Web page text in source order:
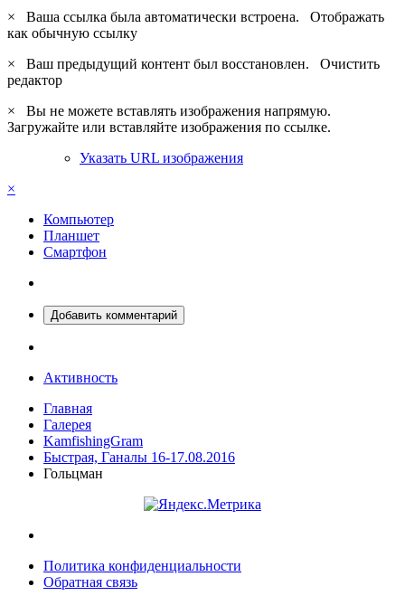
×
Ваша ссылка была автоматически встроена. Отображать
как обычную ссылку
×
Ваш предыдущий контент был восстановлен. Очистить
редактор
×
Вы не можете вставлять изображения напрямую.
Загружайте или вставляйте изображения по ссылке.
Указать URL изображения
×
Компьютер
Планшет
Смартфон
Добавить комментарий
Активность
Главная
Галерея
KamfishingGram
Быстрая, Ганалы 16-17.08.2016
Гольцман
Политика конфиденциальности
Обратная связь